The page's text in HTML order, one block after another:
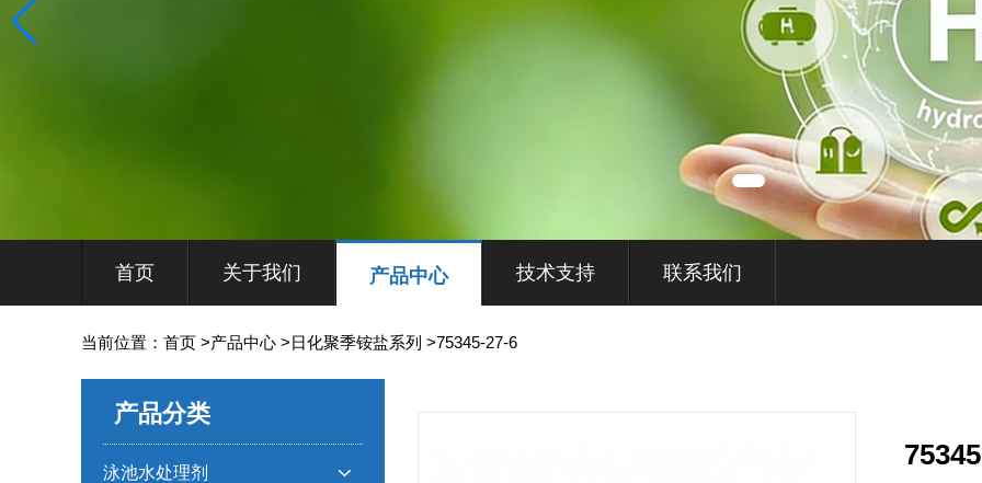
首页 关于我们 产品中心 技术支持 联系我们
当前位置： 首页 >产品中心 >日化聚季铵盐系列 >75345-27-6
产品分类
泳池水处理剂 